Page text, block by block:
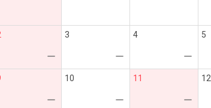
ー
3
ー
4
ー
5
ー
10
ー
11
ー
12